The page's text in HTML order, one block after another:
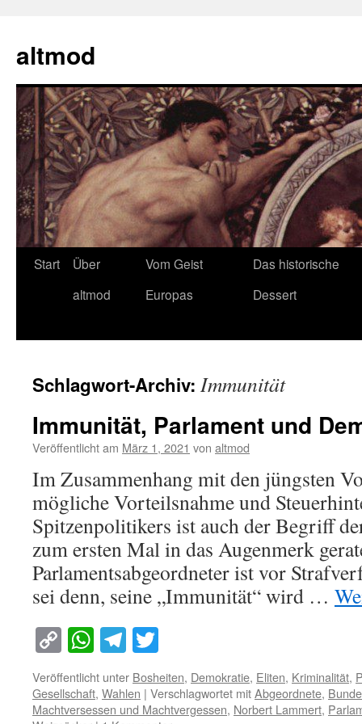
springen
altmod
Start
Über
altmod
Vom Geist
Europas
Das historische
Dessert
Schlagwort-Archiv: Immunität
Immunität, Parlament und
Veröffentlicht am März 1, 2021 von altmod
Im Zusammenhang mit den jüngsten
mögliche Vorteilsnahme und
Spitzenpolitikers ist auch der Begriff
zum ersten Mal in das Augenmerk
Parlamentsabgeordneter ist vor
sei denn, seine „Immunität“ wird …
Copy
Link
WhatsApp
Telegram
Veröffentlicht unter Bosheiten, Demokratie, Eliten, Kriminalität,
Gesellschaft, Wahlen | Verschlagwortet mitAbgeordnete,
Machtversessen und Machtvergessen, Norbert Lammert,